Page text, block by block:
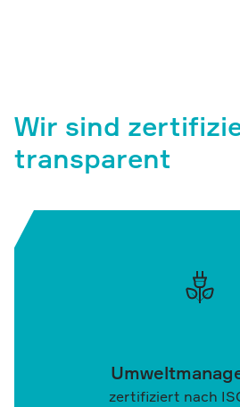
Wir sind
transparent
zertifiziert nach